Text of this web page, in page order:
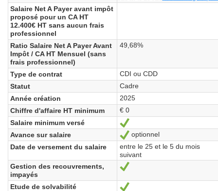
Salaire Net A Payer avant impôt
proposé pour un CA HT
12.400€ HT sans aucun frais
professionnel
Ratio Salaire Net A Payer Avant
Impôt / CA HT Mensuel (sans
frais professionnel)
49,68%
Type de contrat
CDI ou CDD
Statut
Cadre
Année création
2025
Chiffre d'affaire HT minimum
€ 0
Salaire minimum versé
Yes
Avance sur salaire
Yes
optionnel
Date de versement du salaire
entre le 25 et le 5 du mois
suivant
Gestion des recouvrements,
impayés
Yes
Etude de solvabilité
Yes